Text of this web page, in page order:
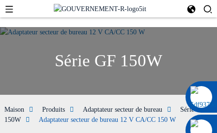
0086 13322920697
Série GF 150W
Maison Produits Adaptateur secteur de bureau
Série GF
150W
Adaptateur secteur de bureau 12 V CA/CC 150 W